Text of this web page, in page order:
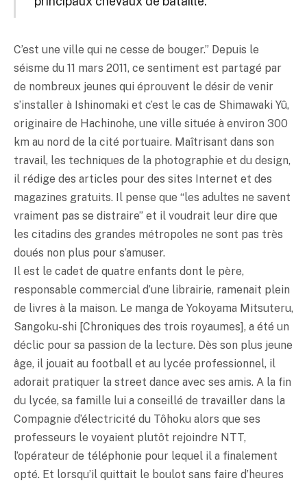
C’est une ville qui ne cesse de bouger.” Depuis le
séisme du 11 mars 2011, ce sentiment est partagé par
de nombreux jeunes qui éprouvent le désir de venir
s’installer à Ishinomaki et c’est le cas de Shimawaki Yû,
originaire de Hachinohe, une ville située à environ 300
km au nord de la cité portuaire. Maîtrisant dans son
travail, les techniques de la photographie et du design,
il rédige des articles pour des sites Internet et des
magazines gratuits. Il pense que “les adultes ne savent
vraiment pas se distraire” et il voudrait leur dire que
les citadins des grandes métropoles ne sont pas très
doués non plus pour s’amuser.
Il est le cadet de quatre enfants dont le père,
responsable commercial d’une librairie, ramenait plein
de livres à la maison. Le manga de Yokoyama Mitsuteru,
Sangoku-shi [Chroniques des trois royaumes], a été un
déclic pour sa passion de la lecture. Dès son plus jeune
âge, il jouait au football et au lycée professionnel, il
adorait pratiquer la street dance avec ses amis. A la fin
du lycée, sa famille lui a conseillé de travailler dans la
Compagnie d’électricité du Tôhoku alors que ses
professeurs le voyaient plutôt rejoindre NTT,
l’opérateur de téléphonie pour lequel il a finalement
opté. Et lorsqu’il quittait le boulot sans faire d’heures